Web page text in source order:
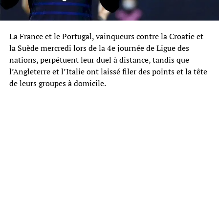
La France et le Portugal, vainqueurs contre la Croatie et
la Suède mercredi lors de la 4e journée de Ligue des
nations, perpétuent leur duel à distance, tandis que
l’Angleterre et l’Italie ont laissé filer des points et la tête
de leurs groupes à domicile.